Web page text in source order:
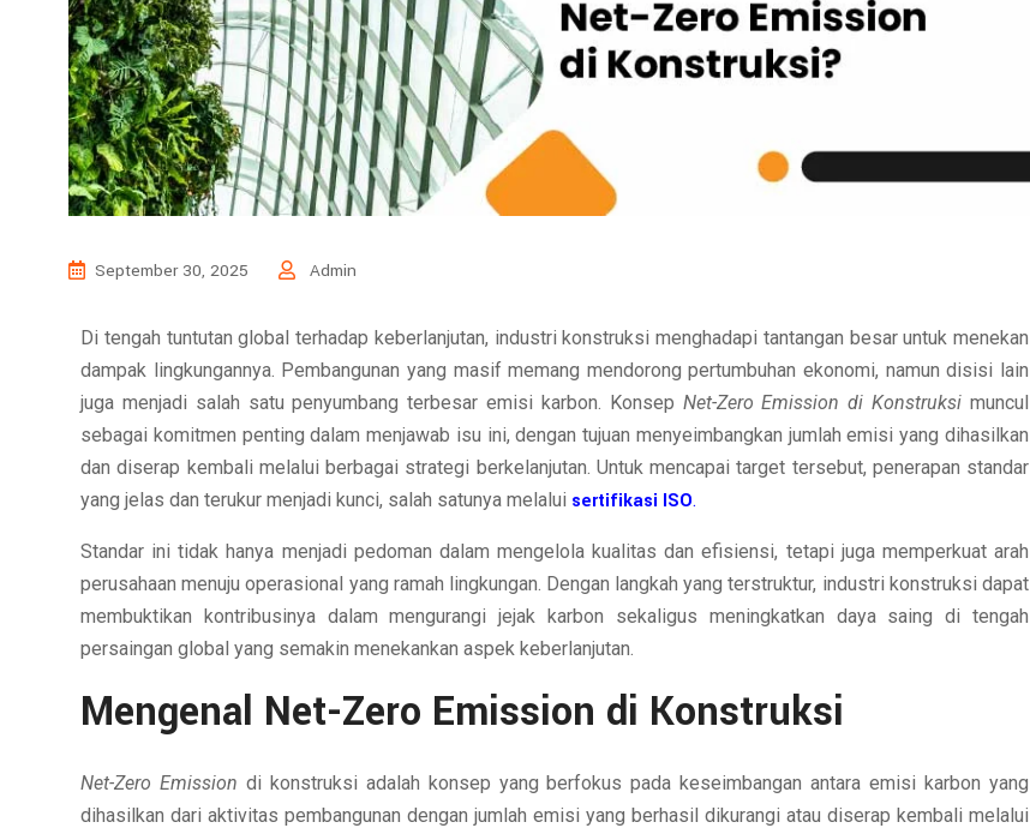
September 30, 2025 Admin
Di tengah tuntutan global terhadap keberlanjutan, industri konstruksi menghadapi tantangan besar untuk menekan
dampak lingkungannya. Pembangunan yang masif memang mendorong pertumbuhan ekonomi, namun disisi lain
juga menjadi salah satu penyumbang terbesar emisi karbon. Konsep Net-Zero Emission di Konstruksi muncul
sebagai komitmen penting dalam menjawab isu ini, dengan tujuan menyeimbangkan jumlah emisi yang dihasilkan
dan diserap kembali melalui berbagai strategi berkelanjutan. Untuk mencapai target tersebut, penerapan standar
yang jelas dan terukur menjadi kunci, salah satunya melalui sertifikasi ISO.
Standar ini tidak hanya menjadi pedoman dalam mengelola kualitas dan efisiensi, tetapi juga memperkuat arah
perusahaan menuju operasional yang ramah lingkungan. Dengan langkah yang terstruktur, industri konstruksi dapat
membuktikan kontribusinya dalam mengurangi jejak karbon sekaligus meningkatkan daya saing di tengah
persaingan global yang semakin menekankan aspek keberlanjutan.
Mengenal Net-Zero Emission di Konstruksi
Net-Zero Emission di konstruksi adalah konsep yang berfokus pada keseimbangan antara emisi karbon yang
dihasilkan dari aktivitas pembangunan dengan jumlah emisi yang berhasil dikurangi atau diserap kembali melalui